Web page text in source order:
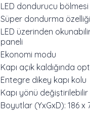
LED dondurucu bölmesi
Süper dondurma özelliği
LED üzerinden
paneli
Ekonomi modu
Kapı açık kaldığında
Entegre dikey kapı kolu
Kapı yönü değiştirilebilir
Boyutlar (YxGxD): 186 x